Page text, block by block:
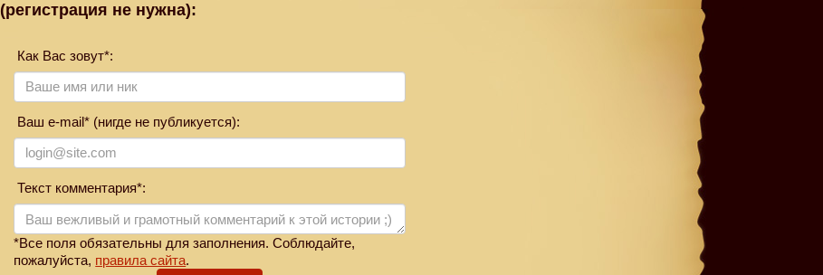
(регистрация не нужна):
Как Вас зовут*:
Ваш e-mail* (нигде не публикуется):
Текст комментария*:
*Все поля обязательны для заполнения. Соблюдайте,
пожалуйста, правила сайта.